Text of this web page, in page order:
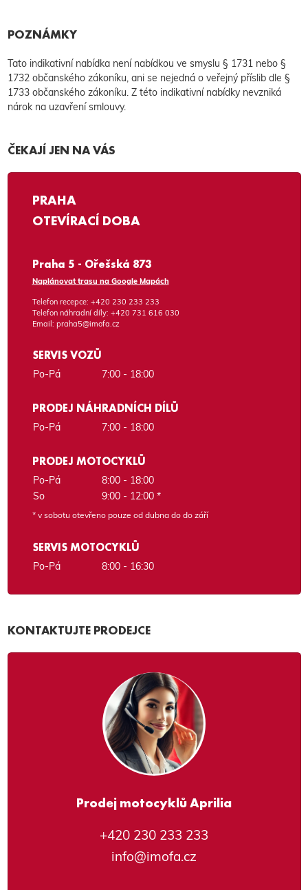
POZNÁMKY
Tato indikativní nabídka není nabídkou ve smyslu § 1731 nebo §
1732 občanského zákoníku, ani se nejedná o veřejný příslib dle §
1733 občanského zákoníku. Z této indikativní nabídky nevzniká
nárok na uzavření smlouvy.
ČEKAJÍ JEN NA VÁS
PRAHA
OTEVÍRACÍ DOBA
Praha 5 - Ořešská 873
Naplánovat trasu na Google Mapách
Telefon recepce: +420 230 233 233
Telefon náhradní díly: +420 731 616 030
Email: praha5@imofa.cz
SERVIS VOZŮ
Po-Pá 7:00 - 18:00
PRODEJ NÁHRADNÍCH DÍLŮ
Po-Pá 7:00 - 18:00
PRODEJ MOTOCYKLŮ
Po-Pá
8:00 - 18:00
So
9:00 - 12:00 *
* v sobotu otevřeno pouze od dubna do do září
SERVIS MOTOCYKLŮ
Po-Pá 8:00 - 16:30
KONTAKTUJTE PRODEJCE
Prodej motocyklů Aprilia
+420 230 233 233
info@imofa.cz